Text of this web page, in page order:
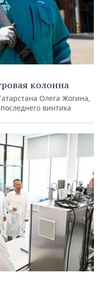
колонна
Олега Жогина,
винтика